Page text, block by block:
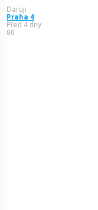
Daruji
Praha 4
Před 4 dny
80